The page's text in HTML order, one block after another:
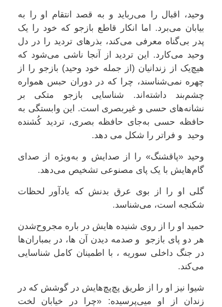
وحید، اقبال را می‌رباید و به قصد انتقام او را به
بیابان می‌برد. اما انکار قاطع بازجو که خود را یک
پدر بی‌گناه معرفی می‌کند، بذرهای تردید را در دل
وحید می‌کارد. این تردید از آنجا ناشی می‌شود که
هیچ‌یک از زندانیان (از جمله خود وحید) بازجو را از
چهره نمی‌شناسند، چرا که در دوران حبس همواره
چشم‌بند داشته‌اند. شناسایی بازجو متکی بر
نشانه‌های حسی و غیربصری است. این وابستگی به
حافظه حسی به‌جای حافظه بصری، تردید کُشنده
وحید و فراتر را شکل می دهد.
وحید «پاقشنگ» را از صدایش و به‌ویژه از صدای
گام‌هایش با یک پای مصنوعی تشخیص می‌دهد.
گلی او را از بوی عرق بدنش که یادآور لحظات
شکنجه است، می‌شناسد.
حمید او را از روی شنیده هایش در باره مجروح‌شدن
هر دو پای بازجو و صدمه دیدن آن ها، در بمباران‌ها
در جنگ داخلی سوریه ، با اطمینان کامل شناسایی
می‌کند.
شیوا نیز او را از طریق پچ‌پچ‌هایش در گوشش که در
زندان از او میی‌پرسیده: «چرا در خیابان لخت